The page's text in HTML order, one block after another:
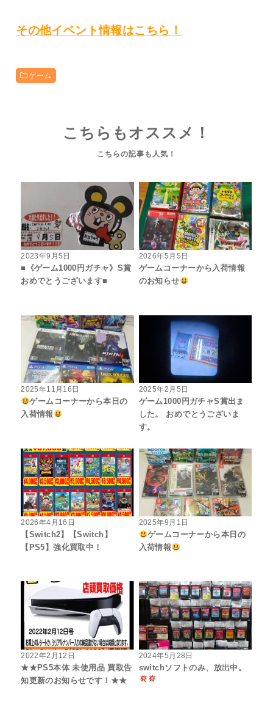
その他イベント情報はこちら！
ゲーム
こちらもオススメ！
2023年9月5日
■《ゲーム1000円ガチャ》S賞
おめでとうございます■
2026年5月5日
ゲームコーナーから入荷情報
のお知らせ
2025年11月16日
ゲームコーナーから本日の
入荷情報
2025年2月5日
ゲーム1000円ガチャS賞出ま
した。 おめでとうございま
す。
2026年4月16日
【Switch2】【Switch】
【PS5】強化買取中！
2025年9月1日
ゲームコーナーから本日の
入荷情報
2022年2月12日
★★PS5本体 未使用品 買取告
知更新のお知らせです！★★
2024年5月28日
switchソフトのみ、放出中。